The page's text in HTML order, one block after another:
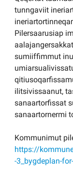
tunngaviit
Pilersaarusiap
sumiiffimmut
ilitsivissaanut,
sanaartorfissat
sanaartornermi
Kommunimut
https://
-3_bygdeplan-